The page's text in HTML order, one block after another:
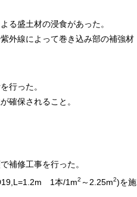
る盛土材の浸食があった。
外線によって巻き込み部の補強材
行った。
確保されること。
補修工事を行った。
1本/1m2 ～2.25m2)を施